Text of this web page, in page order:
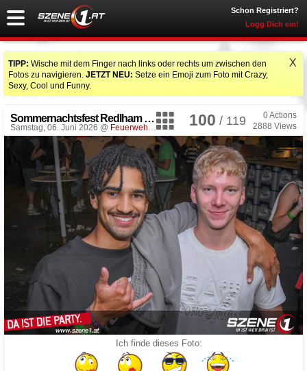
Schon Registriert?
Logg Dich ein!
X
TIPP: Wische mit dem Finger nach links oder rechts um zwischen den
Fotos zu navigieren. JETZT NEU: Setze ein Emoji zum Foto mit Crazy,
Sexy, Cool und Funny.
0Actions
2888 Views
100 / 119
Sommernachtsfest Redlham 2026
Samstag, 06. Juni 2026 @ Feuerwehrhaus , Redlham
Ich finde dieses Foto: